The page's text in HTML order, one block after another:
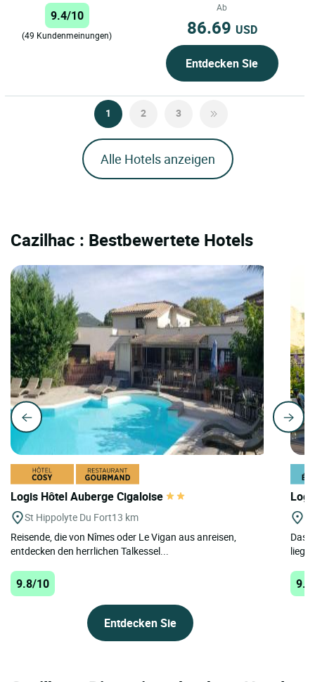
9.4/10
(49 Kundenmeinungen)
Ab
86.69 USD
Entdecken Sie
1 2 3
Alle Hotels anzeigen
Cazilhac : Bestbewertete Hotels
Logis Hôtel Auberge Cigaloise
St Hippolyte Du Fort13 km
Reisende, die von Nîmes oder Le Vigan aus anreisen,
entdecken den herrlichen Talkessel...
9.8/10
Entdecken Sie
Das
liegt